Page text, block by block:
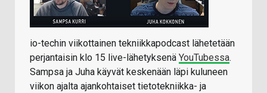
io-techin viikottainen tekniikkapodcast lähetetään
perjantaisin klo 15 live-lähetyksenä YouTubessa.
Sampsa ja Juha käyvät keskenään läpi kuluneen
viikon ajalta ajankohtaiset tietotekniikka- ja